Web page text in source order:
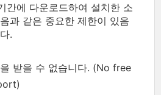
간에 다운로드하여 설치한 소
과 같은 중요한 제한이 있음
.
받을 수 없습니다. (No free